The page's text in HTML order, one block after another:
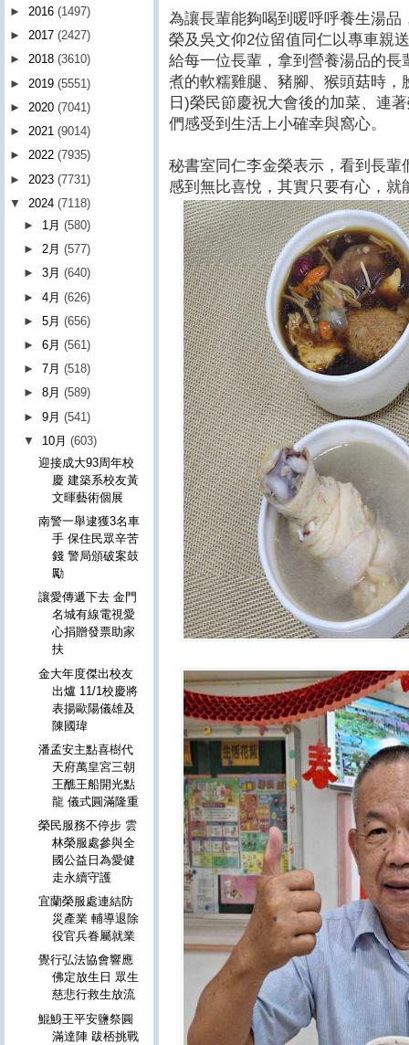
為讓長輩能夠喝到暖呼呼養生湯
榮及吳文仰2位留值同仁以專車親
給每一位長輩，拿到營養湯品的
煮的軟糯雞腿、豬腳、猴頭菇時
日)榮民節慶祝大會後的加菜、連
們感受到生活上小確幸與窩心。
秘書室同仁李金榮表示，看到長
感到無比喜悅，其實只要有心，
► 2016 (1497)
► 2017 (2427)
► 2018 (3610)
► 2019 (5551)
► 2020 (7041)
► 2021 (9014)
► 2022 (7935)
► 2023 (7731)
▼ 2024 (7118)
► 1月(580)
►2月(577)
►3月(640)
►4月(626)
►5月(656)
►6月(561)
►7月(518)
►8月(589)
►9月(541)
▼ 10月(603)
迎接成大93周年校
慶 建築系校友黃
文暉藝術個展
南警一舉逮獲3名車
手 保住民眾辛苦
錢 警局頒破案鼓
勵
讓愛傳遞下去 金門
名城有線電視愛
心捐贈發票助家
扶
金大年度傑出校友
出爐 11/1校慶將
表揚歐陽儀雄及
陳國瑋
潘孟安主點喜樹代
天府萬皇宮三朝
王醮王船開光點
龍 儀式圓滿隆重
榮民服務不停步 雲
林榮服處參與全
國公益日為愛健
走永續守護
宜蘭榮服處連結防
災產業 輔導退除
役官兵眷屬就業
覺行弘法協會響應
佛定放生日 眾生
慈悲行救生放流
鯤鯓王平安鹽祭圓
滿達陣 跋桮挑戰